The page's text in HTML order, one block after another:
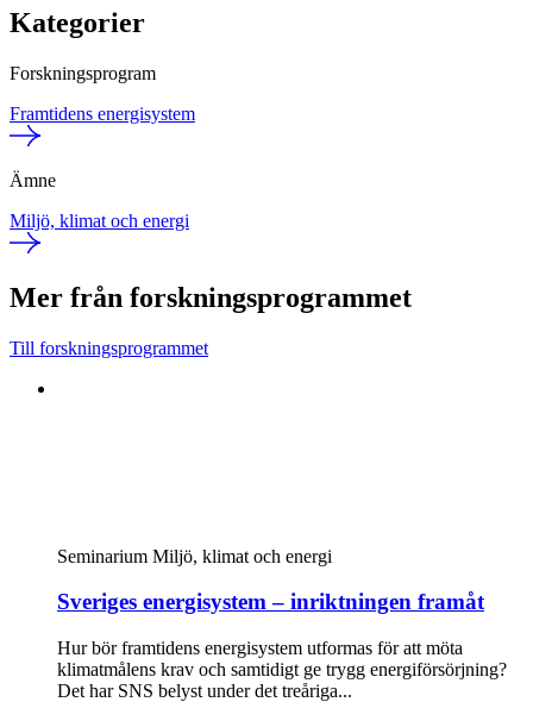
Kategorier
Forskningsprogram
Framtidens energisystem
Ämne
Miljö, klimat och energi
Mer från forskningsprogrammet
Till forskningsprogrammet
Seminarium Miljö, klimat och energi
Sveriges energisystem – inriktningen framåt
Hur bör framtidens energisystem utformas för att möta
klimatmålens krav och samtidigt ge trygg energiförsörjning?
Det har SNS belyst under det treåriga...